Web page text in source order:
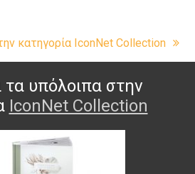
κατηγορία IconNet Collection
τα υπόλοιπα στην
IconNet Collection